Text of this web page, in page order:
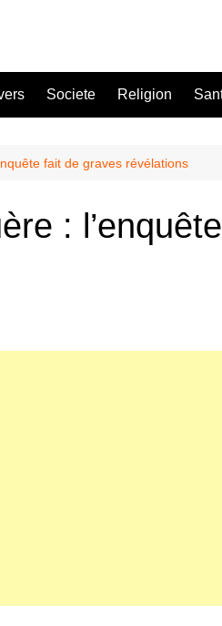
Societe Religion
fait de graves révélations
: